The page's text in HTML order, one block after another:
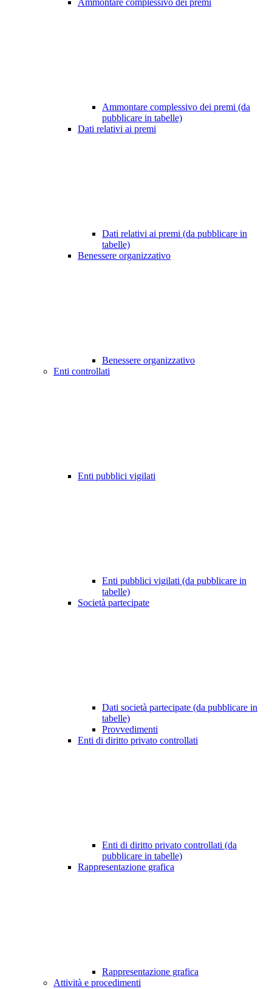
Ammontare complessivo dei premi
Ammontare complessivo dei premi (da
pubblicare in tabelle)
Dati relativi ai premi
Dati relativi ai premi (da pubblicare in
tabelle)
Benessere organizzativo
Benessere organizzativo
Enti controllati
Enti pubblici vigilati
Enti pubblici vigilati (da pubblicare in
tabelle)
Società partecipate
Dati società partecipate (da pubblicare in
tabelle)
Provvedimenti
Enti di diritto privato controllati
Enti di diritto privato controllati (da
pubblicare in tabelle)
Rappresentazione grafica
Rappresentazione grafica
Attività e procedimenti